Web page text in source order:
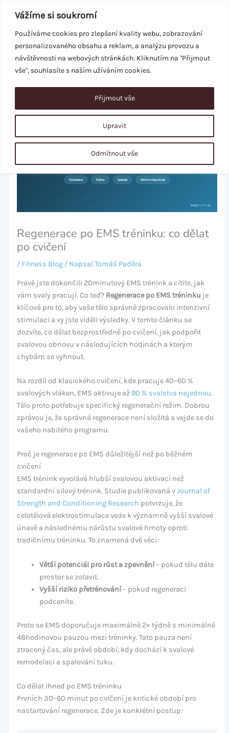
Vážíme si soukromí
Používáme cookies pro zlepšení kvality webu, zobrazování
personalizovaného obsahu a reklam, a analýzu provozu a
návštěvnosti na webových stránkách. Kliknutím na "Přijmout
vše", souhlasíte s naším užíváním cookies.
Upravit
Odmítnout vše
Přijmout vše
obsah
REZERVACE
Regenerace po EMS tréninku: co dělat
po cvičení
/ Fitness Blog/ Napsal Tomáš Paděra
Právě jste dokončili 20minutový EMS trénink a cítíte, jak
vám svaly pracují. Co teď? Regenerace po EMS tréninku je
klíčová pro to, aby vaše tělo správně zpracovalo intenzivní
stimulaci a vy jste viděli výsledky. V tomto článku se
dozvíte, co dělat bezprostředně po cvičení, jak podpořit
svalovou obnovu v následujících hodinách a kterým
chybám se vyhnout.
Na rozdíl od klasického cvičení, kde pracuje 40–60 %
svalových vláken, EMS aktivuje až 90 % svalstva najednou.
Tělo proto potřebuje specifický regenerační režim. Dobrou
zprávou je, že správná regenerace není složitá a vejde se do
vašeho nabitého programu.
Proč je regenerace po EMS důležitější než po běžném
cvičení
EMS trénink vyvolává hlubší svalovou aktivaci než
standardní silový trénink. Studie publikovaná vJournal of
Strength and Conditioning Research potvrzuje, že
celotělová elektrostimulace vede k významně vyšší svalové
únavě a následnému nárůstu svalové hmoty oproti
tradičnímu tréninku. To znamená dvě věci:
Větší potenciál pro růst a zpevnění– pokud tělu dáte
prostor se zotavit.
Vyšší riziko přetrénování– pokud regeneraci
podceníte.
Proto se EMS doporučuje maximálně 2× týdně s minimálně
48hodinovou pauzou mezi tréninky. Tato pauza není
ztracený čas, ale právě období, kdy dochází k svalové
remodelaci a spalování tuku.
Co dělat ihned po EMS tréninku
Prvních 30–60 minut po cvičení je kritické období pro
nastartování regenerace. Zde je konkrétní postup: